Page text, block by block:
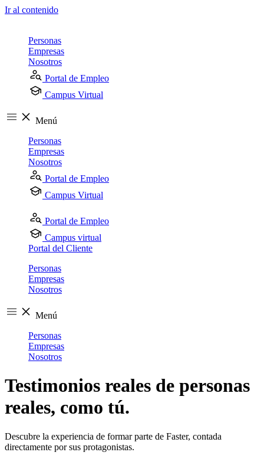
Ir al contenido
Personas
Empresas
Nosotros
Portal de Empleo
Campus Virtual
Menú
Personas
Empresas
Nosotros
Portal de Empleo
Campus Virtual
Portal de Empleo
Campus virtual
Portal del Cliente
Personas
Empresas
Nosotros
Menú
Personas
Empresas
Nosotros
Testimonios reales de personas
reales, como tú.
Descubre la experiencia de formar parte de Faster, contada
directamente por sus protagonistas.